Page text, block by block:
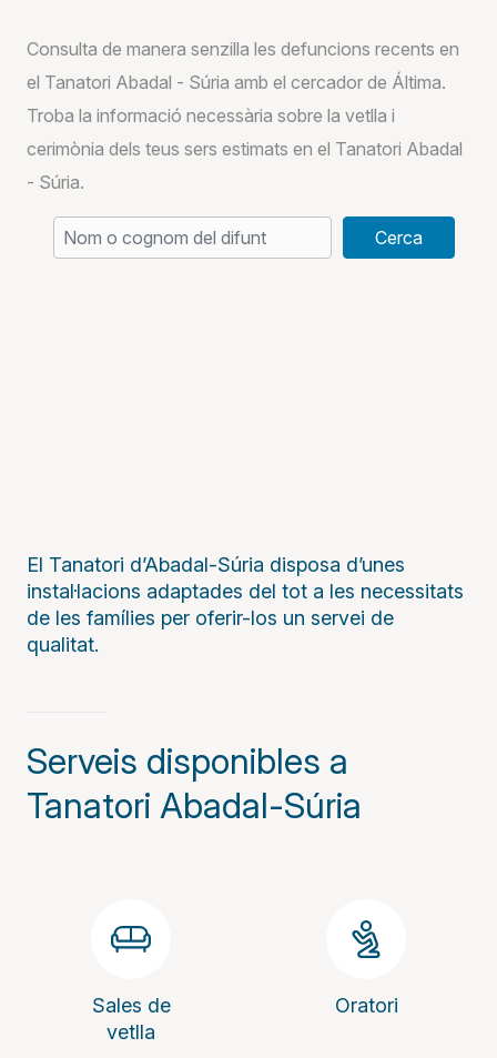
Consulta de manera senzilla les defuncions recents en
el Tanatori Abadal - Súria amb el cercador de Áltima.
Troba la informació necessària sobre la vetlla i
cerimònia dels teus sers estimats en el Tanatori Abadal
- Súria.
Cerca
El Tanatori d’Abadal-Súria disposa d’unes
instal·lacions adaptades del tot a les necessitats
de les famílies per oferir-los un servei de
qualitat.
Serveis disponibles a
Tanatori Abadal-Súria
Sales de
vetlla
Oratori